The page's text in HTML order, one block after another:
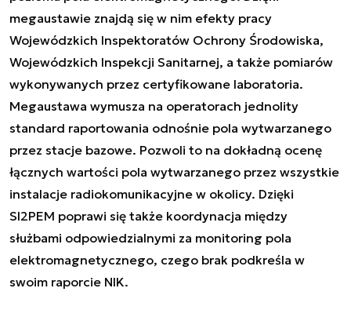
megaustawie znajdą się w nim efekty pracy
Wojewódzkich Inspektoratów Ochrony Środowiska,
Wojewódzkich Inspekcji Sanitarnej, a także pomiarów
wykonywanych przez certyfikowane laboratoria.
Megaustawa wymusza na operatorach jednolity
standard raportowania odnośnie pola wytwarzanego
przez stacje bazowe. Pozwoli to na dokładną ocenę
łącznych wartości pola wytwarzanego przez wszystkie
instalacje radiokomunikacyjne w okolicy. Dzięki
SI2PEM poprawi się także koordynacja między
służbami odpowiedzialnymi za monitoring pola
elektromagnetycznego, czego brak podkreśla w
swoim raporcie NIK.